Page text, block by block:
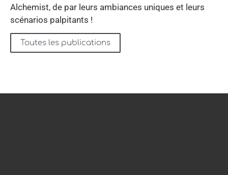
Alchemist, de par leurs ambiances uniques et leurs
scénarios palpitants !
Toutes les publications